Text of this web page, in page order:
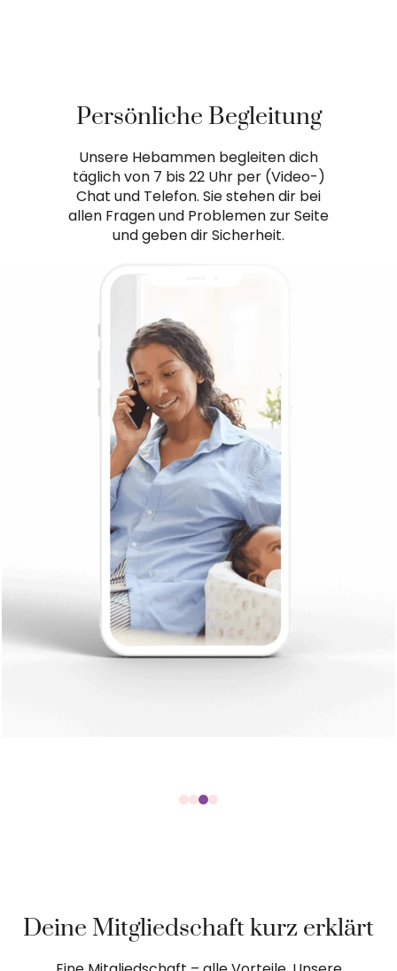
Persönliche Begleitung
Unsere Hebammen begleiten dich
täglich von 7 bis 22 Uhr per (Video-)
Chat und Telefon. Sie stehen dir bei
allen Fragen und Problemen zur Seite
und geben dir Sicherheit.
Deine Mitgliedschaft kurz erklärt